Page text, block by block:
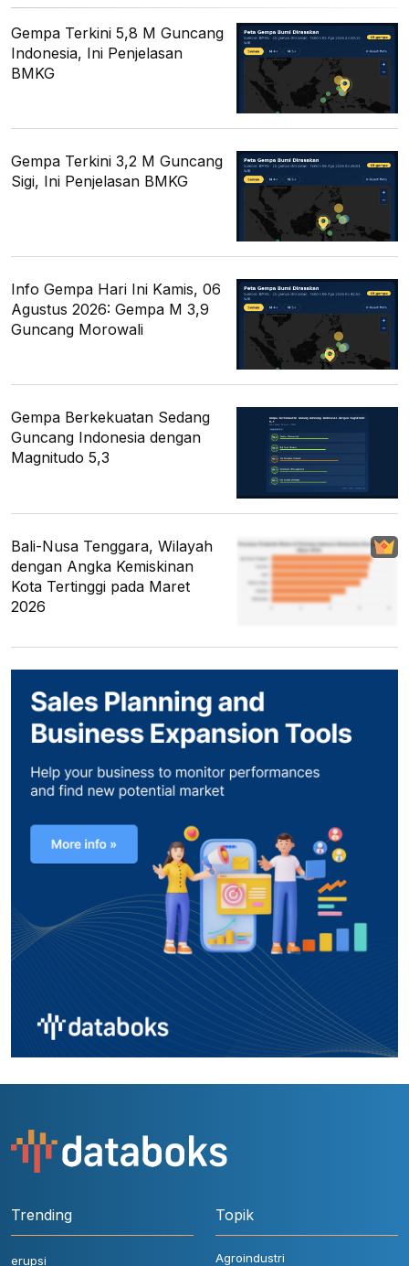
Gempa Terkini 5,8 M Guncang
Indonesia, Ini Penjelasan
BMKG
Gempa Terkini 3,2 M Guncang
Sigi, Ini Penjelasan BMKG
Info Gempa Hari Ini Kamis, 06
Agustus 2026: Gempa M 3,9
Guncang Morowali
Gempa Berkekuatan Sedang
Guncang Indonesia dengan
Magnitudo 5,3
Bali-Nusa Tenggara, Wilayah
dengan Angka Kemiskinan
Kota Tertinggi pada Maret
2026
Trending
erupsi
Topik
Agroindustri